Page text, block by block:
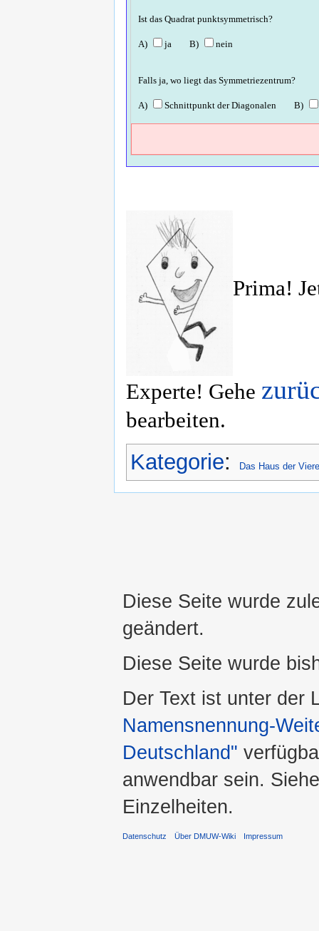
Ist das Quadrat punktsymmetrisch?
ja nein
Falls ja, wo liegt das Symmetriezentrum?
Schnittpunkt der Diagonalen
Prima!
Experte! Gehe
bearbeiten.
Kategorie: Das Haus der
Diese Seite wurde
geändert.
Diese Seite wurde
Der Text ist unter der
Namensnennung-
Deutschland"
anwendbar sein.
Einzelheiten.
Datenschutz Über DMUW-Wiki Impressum